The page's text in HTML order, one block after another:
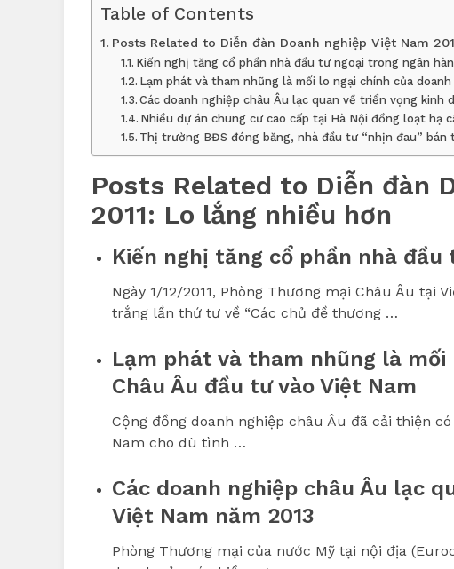
Table of Contents
Posts Related to Diễn đàn Doanh nghiệp Việt Nam
Kiến nghị tăng cổ phần nhà đầu tư ngoại trong ngân
Lạm phát và tham nhũng là mối lo ngại chính của
Các doanh nghiệp châu Âu lạc quan về triển vọng kinh
Nhiều dự án chung cư cao cấp tại Hà Nội đồng loạt hạ
Thị trường BĐS đóng băng, nhà đầu tư “nhịn đau” bán
Posts Related to Diễn đàn
2011: Lo lắng nhiều hơn
Kiến nghị tăng cổ phần nhà
Ngày 1/12/2011, Phòng Thương mại Châu Âu tại
trắng lần thứ tư về “Các chủ đề thương …
Lạm phát và tham nhũng là
Châu Âu đầu tư vào Việt Nam
Cộng đồng doanh nghiệp châu Âu đã cải thiện
Nam cho dù tình …
Các doanh nghiệp châu Âu lạc
Việt Nam năm 2013
Phòng Thương mại của nước Mỹ tại nội địa